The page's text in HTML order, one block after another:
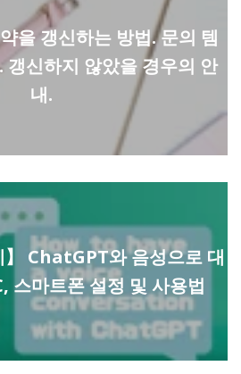
을 갱신하는 방법. 문의 템
갱신하지 않았을 경우의 안
내.
】 ChatGPT와 음성으로 대
스마트폰 설정 및 사용법